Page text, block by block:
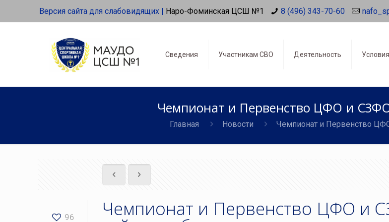
Версия сайта для слабовидящих | Наро-Фоминская ЦСШ №1 8 (496) 343-70-60
Сведения Участникам СВО Деятельность Условия
Чемпионат и Первенство ЦФО и
Главная Новости Чемпионат и Первенство
96 Чемпионат и Первенство ЦФО и